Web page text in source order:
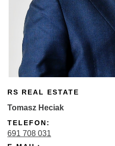
RS REAL ESTATE
Tomasz Heciak
TELEFON:
691 708 031